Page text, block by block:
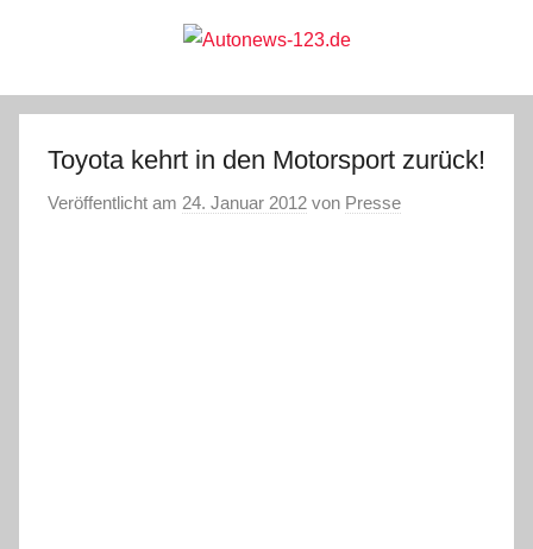
Autonews-
123.de
Toyota kehrt in den Motorsport zurück!
Veröffentlicht am 24. Januar 2012 von Presse